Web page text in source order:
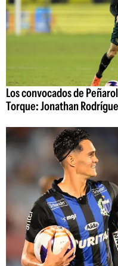
Los convocados de
Torque: Jonathan